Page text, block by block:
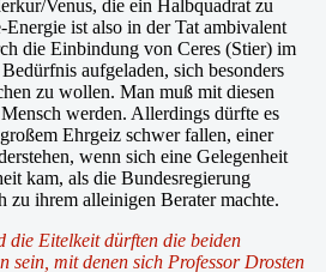
Venus, die ein Halbquadrat zu
Energie ist also in der Tat ambivalent
die Einbindung von Ceres (Stier) im
aufgeladen, sich besonders
zu wollen. Man muß mit diesen
werden. Allerdings dürfte es
Ehrgeiz schwer fallen, einer
wenn sich eine Gelegenheit
kam, als die Bundesregierung
zu ihrem alleinigen Berater machte.
die Eitelkeit dürften die beiden
sein, mit denen sich Professor Drosten